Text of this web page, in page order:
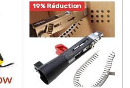
19% Réduction